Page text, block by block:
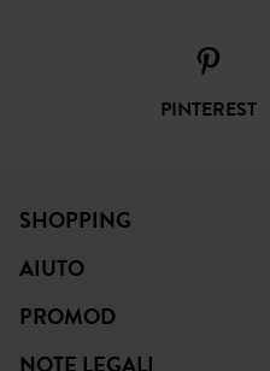
PINTEREST
SHOPPING
AIUTO
PROMOD